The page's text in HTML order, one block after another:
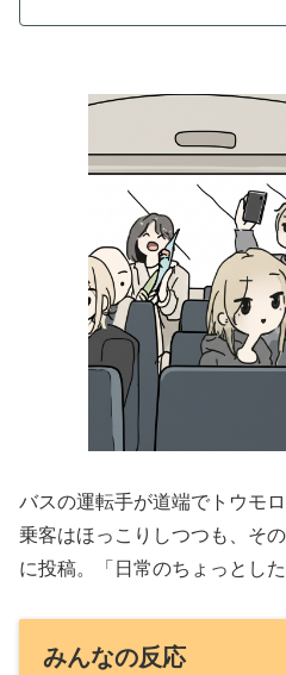
バスの運転手が道端でトウモ
乗客はほっこりしつつも、そ
に投稿。「日常のちょっとし
みんなの反応